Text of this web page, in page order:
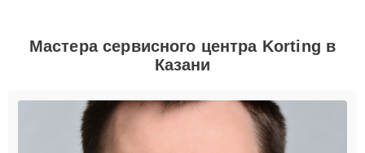
Мастера сервисного центра Korting в
Казани